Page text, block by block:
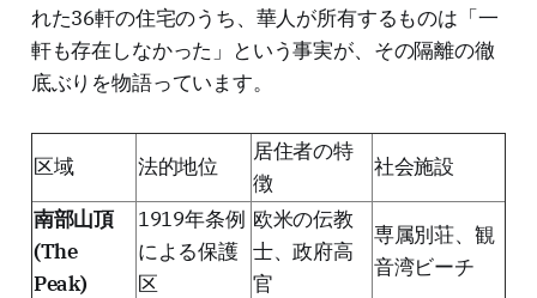
れた36軒の住宅のうち、華人が所有するものは「一
軒も存在しなかった」という事実が、その隔離の徹
底ぶりを物語っています。
区域 法的地位
居住者の特
徴
社会施設
南部山頂
(The
Peak)
1919年条例
による保護
区
欧米の伝教
士、政府高
官
専属別荘、観
音湾ビーチ